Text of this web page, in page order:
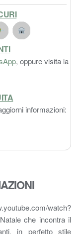
, oppure visita la
informazioni:
watch?
che incontra il
in perfetto stile